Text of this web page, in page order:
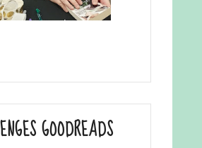
GOODREADS